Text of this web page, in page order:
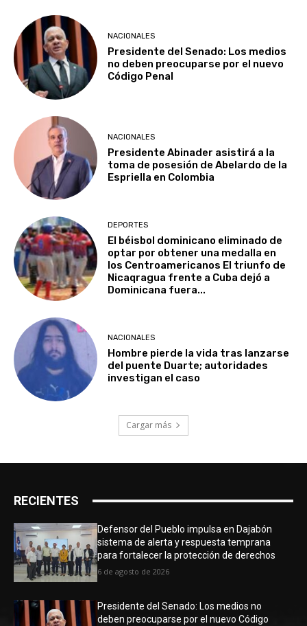
NACIONALES
Presidente del Senado: Los medios
no deben preocuparse por el nuevo
Código Penal
NACIONALES
Presidente Abinader asistirá a la
toma de posesión de Abelardo de la
Espriella en Colombia
DEPORTES
El béisbol dominicano eliminado de
optar por obtener una medalla en
los Centroamericanos El triunfo de
Nicaqragua frente a Cuba dejó a
Dominicana fuera...
NACIONALES
Hombre pierde la vida tras lanzarse
del puente Duarte; autoridades
investigan el caso
Cargar más
RECIENTES
Defensor del Pueblo impulsa en Dajabón
sistema de alerta y respuesta temprana
para fortalecer la protección de derechos
6 de agosto de 2026
Presidente del Senado: Los medios no
deben preocuparse por el nuevo Código